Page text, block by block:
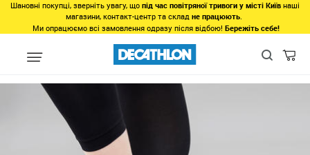
Шановні покупці, зверніть увагу, що під час повітряної тривоги у місті Київ наші
магазини, контакт-центр та склад не працюють.
Ми опрацюємо всі замовлення одразу після відбою! Бережіть себе!
Популярне Товари 500-1000грн Балетки з роздільною